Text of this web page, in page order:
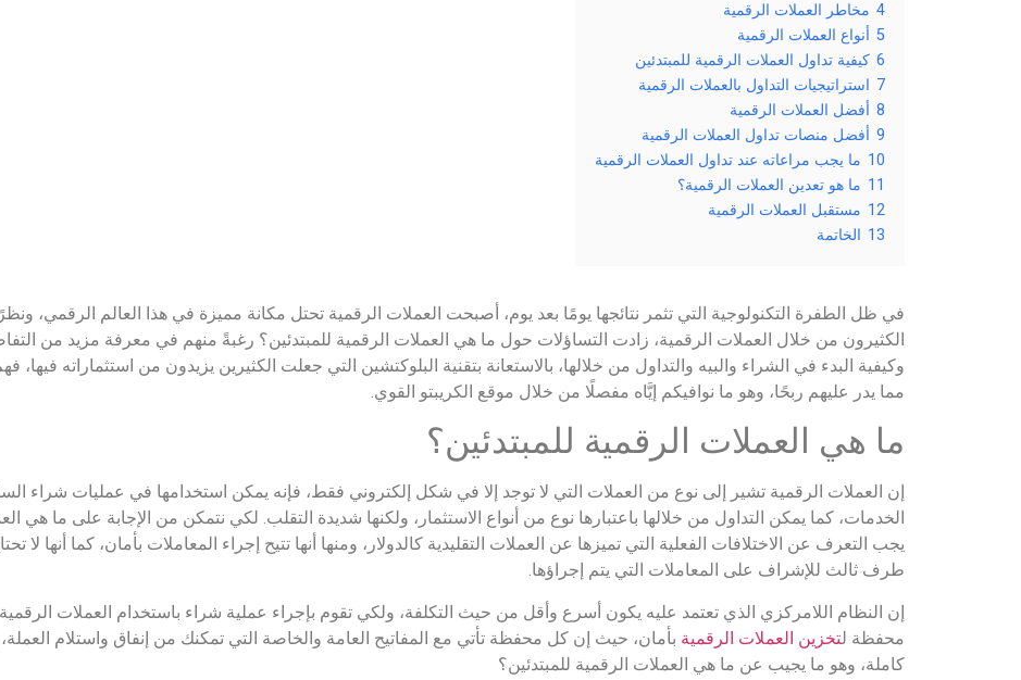
4 مخاطر العملات الرقمية
5 أنواع العملات الرقمية
6 كيفية تداول العملات الرقمية للمبتدئين
7 استراتيجيات التداول بالعملات الرقمية
8 أفضل العملات الرقمية
9 أفضل منصات تداول العملات الرقمية
10 ما يجب مراعاته عند تداول العملات الرقمية
11 ما هو تعدين العملات الرقمية؟
12 مستقبل العملات الرقمية
13 الخاتمة
في ظل الطفرة التكنولوجية التي تثمر نتائجها يومًا بعد يوم، أصبحت العملات الرقمية تحتل مكانة مميزة في هذا العالم الرقمي،
الكثيرون من خلال العملات الرقمية، زادت التساؤلات حول ما هي العملات الرقمية للمبتدئين؟ رغبةً منهم في معرفة مزيد من
وكيفية البدء في الشراء والبيه والتداول من خلالها، بالاستعانة بتقنية البلوكتشين التي جعلت الكثيرين يزيدون من استثماراته فيها،
مما يدر عليهم ربحًا، وهو ما نوافيكم إيَّاه مفصلًا من خلال موقع الكريبتو القوي.
ما هي العملات الرقمية للمبتدئين؟
إن العملات الرقمية تشير إلى نوع من العملات التي لا توجد إلا في شكل إلكتروني فقط، فإنه يمكن استخدامها في عمليات شراء
الخدمات، كما يمكن التداول من خلالها باعتبارها نوع من أنواع الاستثمار، ولكنها شديدة التقلب. لكي نتمكن من الإجابة على ما هي
يجب التعرف عن الاختلافات الفعلية التي تميزها عن العملات التقليدية كالدولار، ومنها أنها تتيح إجراء المعاملات بأمان، كما أنها لا
طرف ثالث للإشراف على المعاملات التي يتم إجراؤها.
إن النظام اللامركزي الذي تعتمد عليه يكون أسرع وأقل من حيث التكلفة، ولكي تقوم بإجراء عملية شراء باستخدام العملات
محفظة لتخزين العملات الرقمية بأمان، حيث إن كل محفظة تأتي مع المفاتيح العامة والخاصة التي تمكنك من إنفاق واستلام
كاملة، وهو ما يجيب عن ما هي العملات الرقمية للمبتدئين؟